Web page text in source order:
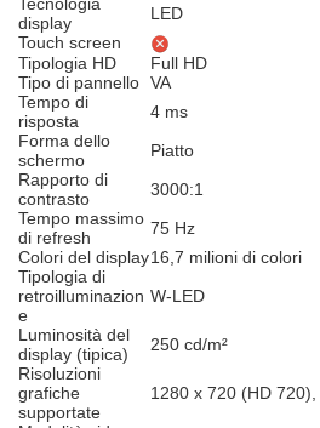
display
LED
Touch screen
Tipologia HD
Full HD
Tipo di pannello VA
Tempo di
risposta
4 ms
Forma dello
schermo
Piatto
Rapporto di
contrasto
3000:1
Tempo massimo
di refresh
75 Hz
Colori del display16,7 milioni di colori
Tipologia di
retroilluminazion
e
W-LED
Luminosità del
display (tipica)
250 cd/m²
Risoluzioni
grafiche
supportate
1280 x 720 (HD